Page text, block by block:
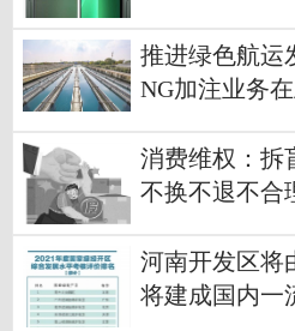
推进绿色航运
NG加注业务
消费维权：拆
不换不退不合
河南开发区将
将建成国内一